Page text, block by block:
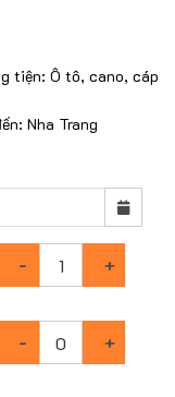
tiện: Ô tô, cano, cáp
Nha Trang